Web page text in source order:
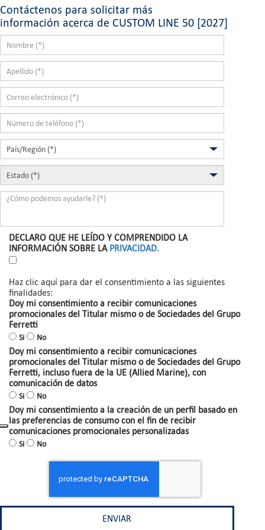
Contáctenos para solicitar más
información acerca de CUSTOM LINE 50 [2027]
DECLARO QUE HE LEÍDO Y COMPRENDIDO LA
INFORMACIÓN SOBRE LA PRIVACIDAD.
Haz clic aquí para dar el consentimiento a las siguientes
finalidades:
Doy mi consentimiento a recibir comunicaciones
promocionales del Titular mismo o de Sociedades del Grupo
Ferretti
Si No
Doy mi consentimiento a recibir comunicaciones
promocionales del Titular mismo o de Sociedades del Grupo
Ferretti, incluso fuera de la UE (Allied Marine), con
comunicación de datos
Si No
Doy mi consentimiento a la creación de un perfil basado en
las preferencias de consumo con el fin de recibir
comunicaciones promocionales personalizadas
Si No